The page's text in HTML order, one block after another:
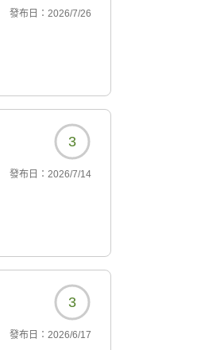
發布日： 2026/7/26
3
發布日： 2026/7/14
3
發布日： 2026/6/17